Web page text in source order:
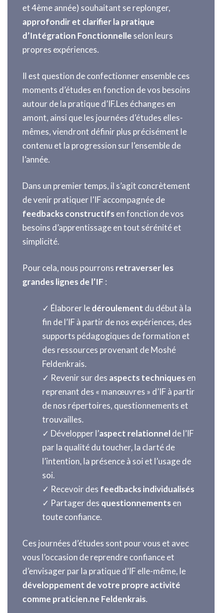
et 4ème année) souhaitant se replonger,
approfondir et clarifier la pratique
d’Intégration Fonctionnelle selon leurs
propres expériences.
Il est question de confectionner ensemble ces
moments d’études en fonction de vos besoins
autour de la pratique d’IF.Les échanges en
amont, ainsi que les journées d’études elles-
mêmes, viendront définir plus précisément le
contenu et la progression sur l’ensemble de
l’année.
Dans un premier temps, il s’agit concrètement
de venir pratiquer l’IF accompagnée de
feedbacks constructifsen fonction de vos
besoins d’apprentissage en tout sérénité et
simplicité.
Pour cela, nous pourrons retraverser les
grandes lignes de l’IF :
✓ Élaborer ledéroulement du début à la
fin de l’IF à partir de nos expériences, des
supports pédagogiques de formation et
des ressources provenant de Moshé
Feldenkrais.
✓ Revenir sur des aspects techniquesen
reprenant des « manœuvres » d’IF à partir
de nos répertoires, questionnements et
trouvailles.
✓ Développer l’aspect relationnelde l’IF
par la qualité du toucher, la clarté de
l’intention, la présence à soi et l’usage de
soi.
✓ Recevoir des feedbacks individualisés
✓ Partager des questionnementsen
toute confiance.
Ces journées d’études sont pour vous et avec
vous l’occasion de reprendre confiance et
d’envisager par la pratique d’IF elle-même, le
développement de votre propre activité
comme praticien.ne Feldenkrais.